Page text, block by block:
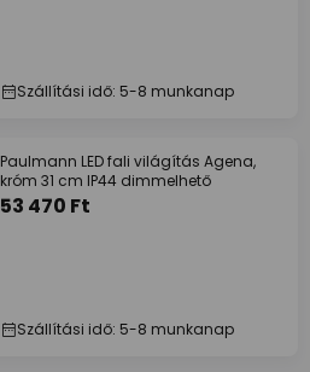
Szállítási idő: 5-8 munkanap
Paulmann LED fali világítás Agena,
króm 31 cm IP44 dimmelhető
53 470 Ft
Szállítási idő: 5-8 munkanap